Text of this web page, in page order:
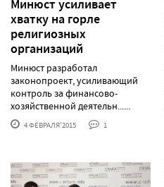
Минюст усиливает
хватку на горле
религиозных
организаций
Минюст разработал
законопроект, усиливающий
контроль за финансово-
хозяйственной деятельн......
4 ФЕВРАЛЯ'2015 1